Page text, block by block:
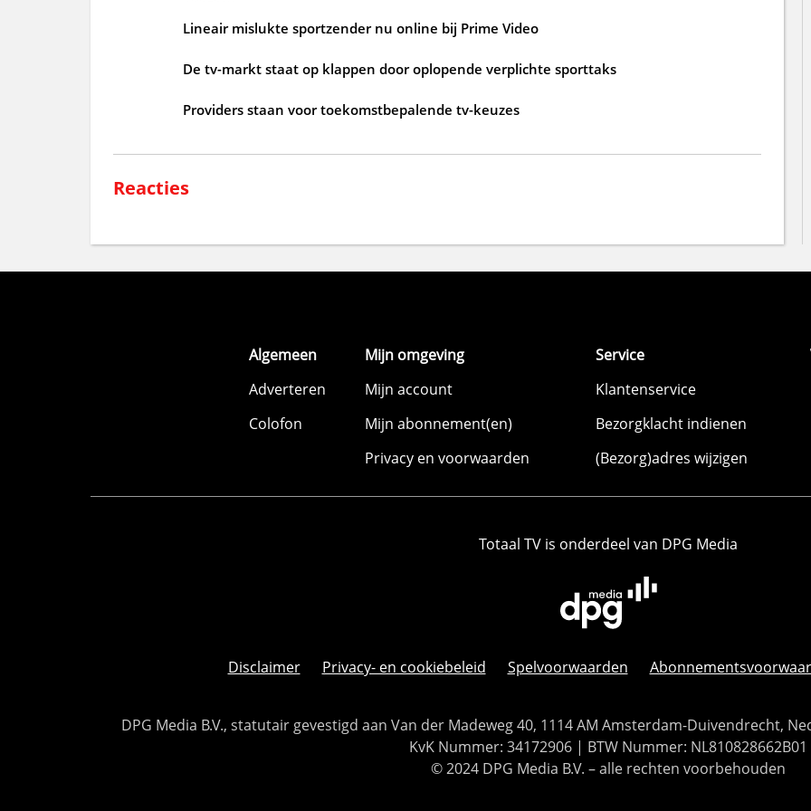
Lineair mislukte sportzender nu online bij Prime Video
De tv-markt staat op klappen door oplopende verplichte sporttaks
Providers staan voor toekomstbepalende tv-keuzes
Reacties
Algemeen
Adverteren
Colofon
Mijn omgeving
Mijn account
Mijn abonnement(en)
Privacy en voorwaarden
Service
Klantenservice
Bezorgklacht indienen
(Bezorg)adres wijzigen
Totaal TV is onderdeel van DPG Media
Disclaimer Privacy- en cookiebeleid Spelvoorwaarden
DPG Media B.V., statutair gevestigd aan Van der Madeweg 40, 1114 AM Amsterdam-Duivendrecht,
KvK Nummer: 34172906 | BTW Nummer: NL810828662B01
© 2024 DPG Media B.V. – alle rechten voorbehouden